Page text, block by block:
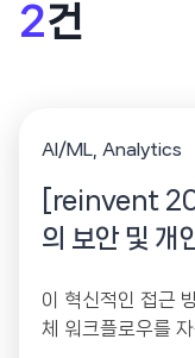
2건
AI/ML Analytics
[reinvent
의 보안 및 개
이 혁신적인 접근
체 워크플로우를